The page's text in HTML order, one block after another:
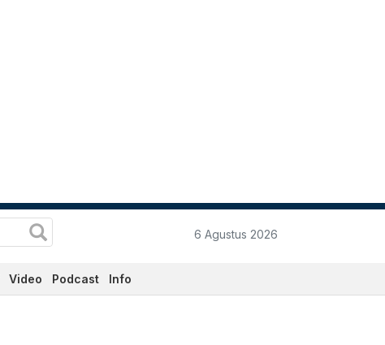
6 Agustus 2026
Video Podcast Info